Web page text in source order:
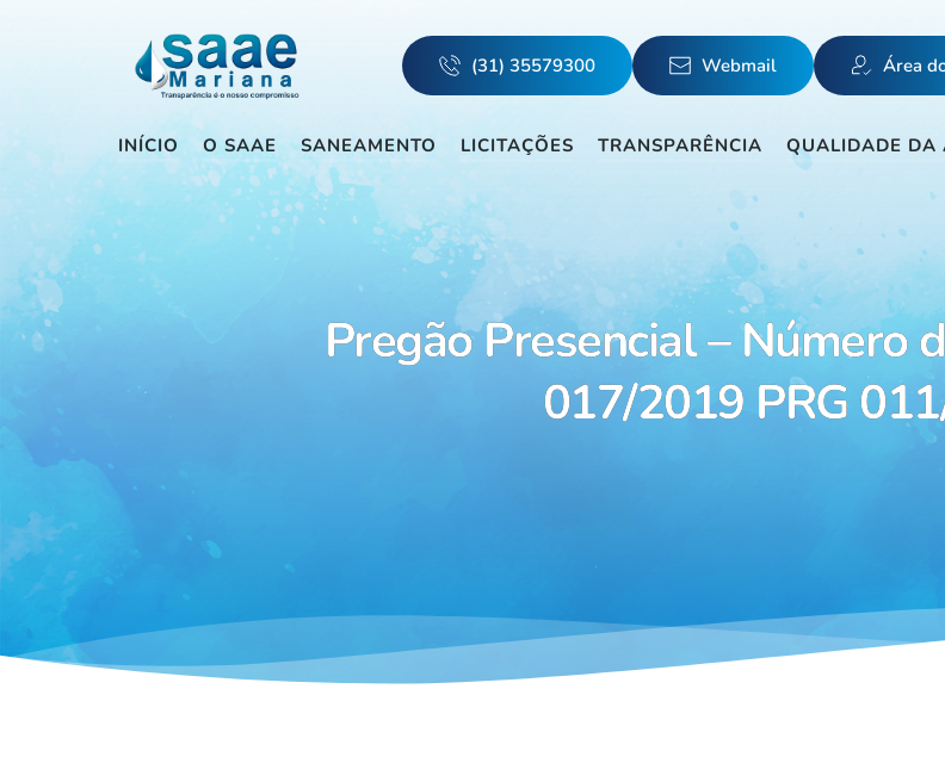
(31) 35579300 Webmail Área
INÍCIO O SAAE SANEAMENTO LICITAÇÕES TRANSPARÊNCIA QUALIDADE DA
Pregão Presencial – Número
017/2019 PRG